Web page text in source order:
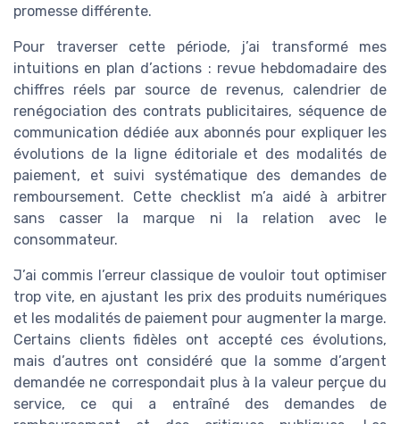
promesse différente.
Pour traverser cette période, j’ai transformé mes
intuitions en plan d’actions : revue hebdomadaire des
chiffres réels par source de revenus, calendrier de
renégociation des contrats publicitaires, séquence de
communication dédiée aux abonnés pour expliquer les
évolutions de la ligne éditoriale et des modalités de
paiement, et suivi systématique des demandes de
remboursement. Cette checklist m’a aidé à arbitrer
sans casser la marque ni la relation avec le
consommateur.
J’ai commis l’erreur classique de vouloir tout optimiser
trop vite, en ajustant les prix des produits numériques
et les modalités de paiement pour augmenter la marge.
Certains clients fidèles ont accepté ces évolutions,
mais d’autres ont considéré que la somme d’argent
demandée ne correspondait plus à la valeur perçue du
service, ce qui a entraîné des demandes de